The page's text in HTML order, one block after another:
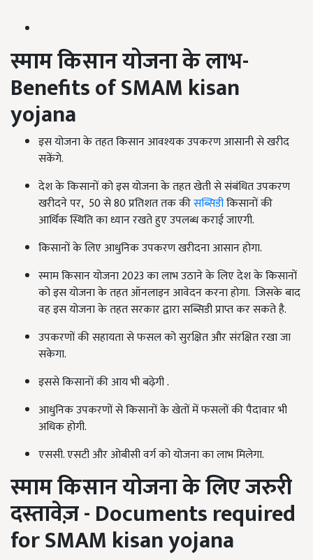
स्माम किसानयोजनाके लाभ-
Benefits of SMAM kisan
yojana
इस योजना के तहत किसान आवश्यक उपकरण आसानी से खरीद
सकेंगे.
देश के किसानों को इस योजना के तहत खेती से संबंधित उपकरण
खरीदने पर, 50 से 80 प्रतिशत तक कीसब्सिडीकिसानों की
आर्थिक स्थिति का ध्यान रखते हुए उपलब्ध कराई जाएगी.
किसानों के लिए आधुनिक उपकरण खरीदना आसान होगा.
स्माम किसान योजना 2023 का लाभ उठाने के लिए देश के किसानों
को इस योजना के तहत ऑनलाइन आवेदन करना होगा. जिसके बाद
वह इस योजना के तहत सरकार द्वारा सब्सिडी प्राप्त कर सकते है.
उपकरणों की सहायता से फसल को सुरक्षित और संरक्षित रखा जा
सकेगा.
इससे किसानों की आय भी बढ़ेगी .
आधुनिक उपकरणों से किसानों के खेतों में फसलों की पैदावार भी
अधिक होगी.
एससी. एसटी और ओबीसी वर्ग को योजना का लाभ मिलेगा.
स्माम किसान योजना के लिए जरुरी
दस्तावेज़- Documents required
forSMAM kisan yojana